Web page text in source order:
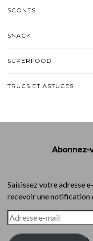
SCONES
SNACK
SUPERFOOD
TRUCS ET ASTUCES
Abonnez-
Saisissez votre adresse
recevoir une notification
ADRESSE
E-
MAIL